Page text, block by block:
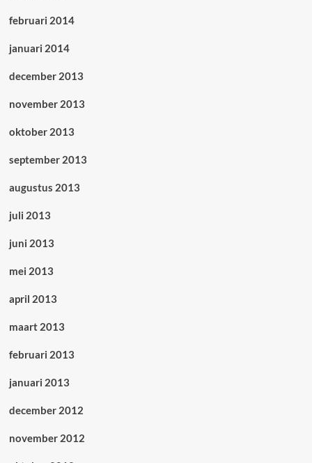
februari 2014
januari 2014
december 2013
november 2013
oktober 2013
september 2013
augustus 2013
juli 2013
juni 2013
mei 2013
april 2013
maart 2013
februari 2013
januari 2013
december 2012
november 2012